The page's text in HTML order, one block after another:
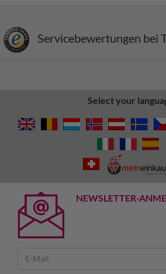
Servicebewertungen bei
Select your
NEWSLETTER-